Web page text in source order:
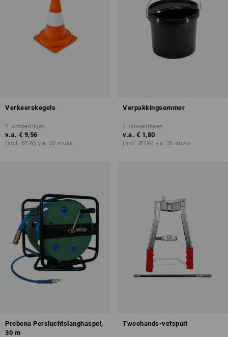
Verkeerskegels
2 uitvoeringen
v.a. € 9,56
(incl. BTW) v.a. 20 stuks
Verpakkingsemmer
2 uitvoeringen
v.a. € 1,80
(incl. BTW) v.a. 36 stuks
Prebena Persluchtslanghaspel,
30 m
Tweehands-vetspuit